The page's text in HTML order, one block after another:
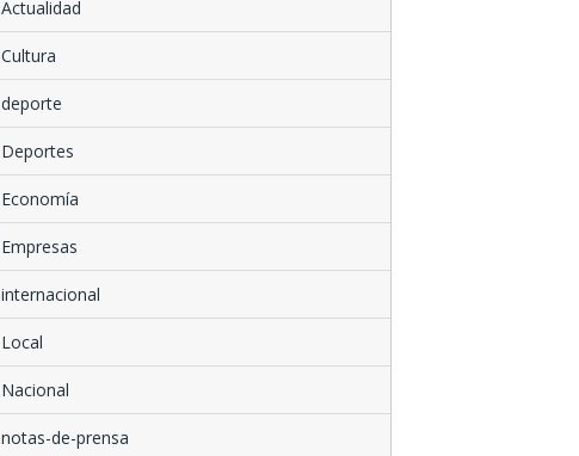
Actualidad
Cultura
deporte
Deportes
Economía
Empresas
internacional
Local
Nacional
notas-de-prensa